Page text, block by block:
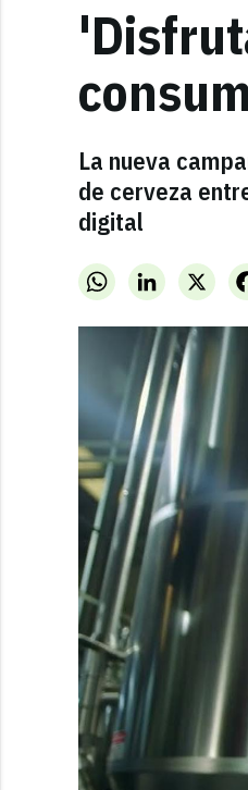
La nueva
de cerveza
digital
WhatsAppLinkedInX